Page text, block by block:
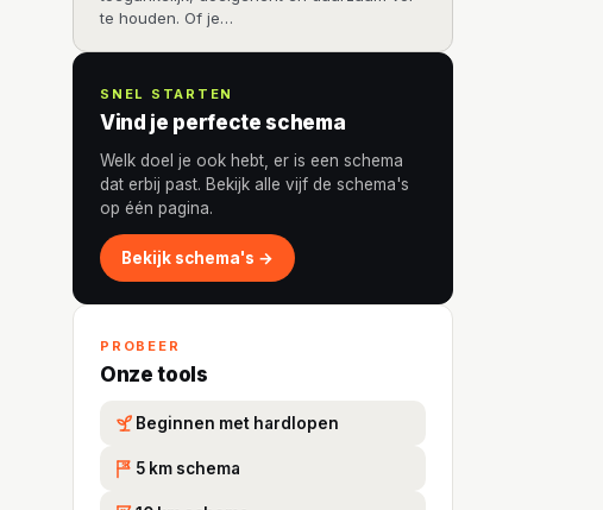
te houden. Of je…
SNEL STARTEN
Vind je perfecte schema
Welk doel je ook hebt, er is een schema
dat erbij past. Bekijk alle vijf de schema's
op één pagina.
Bekijk schema's →
PROBEER
Onze tools
Beginnen met hardlopen
5K 5 km schema